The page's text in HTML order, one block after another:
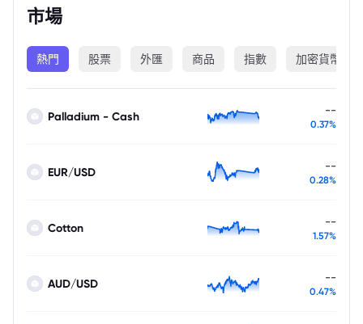
市場
熱門 股票 外匯 商品 指數 加密貨幣
Palladium - Cash --
0.37%
EUR/USD --
0.28%
Cotton --
1.57%
AUD/USD --
0.47%